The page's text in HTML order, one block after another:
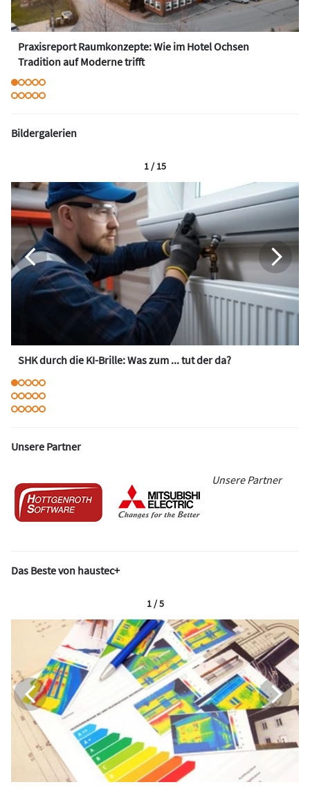
Praxisreport Raumkonzepte: Wie im Hotel Ochsen
Tradition auf Moderne trifft
Bildergalerien
SHK durch die KI-Brille: Was zum ... tut der da?
1 / 15
Unsere Partner
Unsere Partner
Das Beste von haustec+
1 / 5